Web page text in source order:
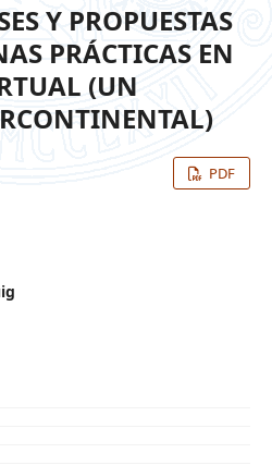
Y PROPUESTAS
PRÁCTICAS EN
(UN
PDF